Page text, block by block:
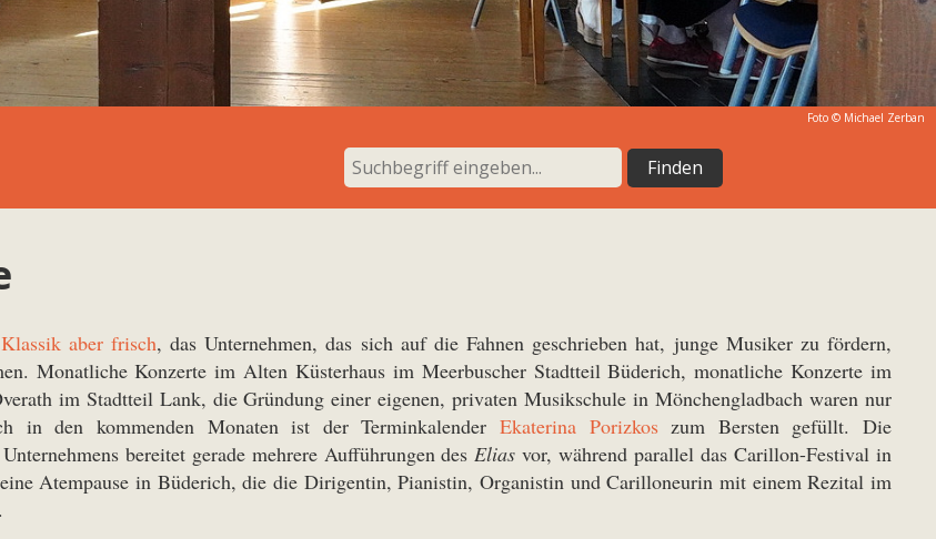
Foto © Michael Zerban
Klassik aber frisch, das Unternehmen, das sich auf die Fahnen geschrieben hat, junge Musiker zu fördern,
Monatliche Konzerte im Alten Küsterhaus im Meerbuscher Stadtteil Büderich, monatliche Konzerte im
im Stadtteil Lank, die Gründung einer eigenen, privaten Musikschule in Mönchengladbach waren nur
in den kommenden Monaten ist der Terminkalender Ekaterina Porizkoszum Bersten gefüllt. Die
bereitet gerade mehrere Aufführungen desElias vor, während parallel das Carillon-Festival in
Atempause in Büderich, die die Dirigentin, Pianistin, Organistin und Carilloneurin mit einem Rezital im